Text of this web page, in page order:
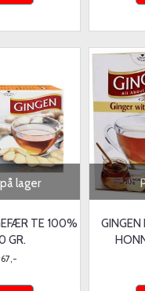
lager
TE 100%
GR.
67,-